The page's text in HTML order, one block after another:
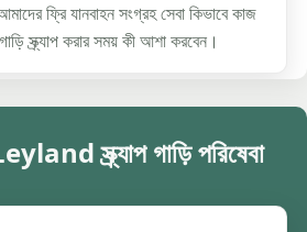
ফ্রি যানবাহন সংগ্রহ সেবা কিভাবে কাজ
স্ক্র্যাপ করার সময় কী আশা করবেন।
স্ক্র্যাপ গাড়ি পরিষেবা